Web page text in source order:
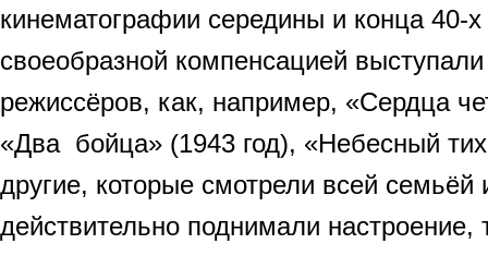
кинематографии середины и конца 40-х
своеобразной компенсацией
режиссёров, как, например, «Сердца
«Два бойца» (1943 год), «Небесный
другие, которые смотрели всей семьёй
действительно поднимали настроение,